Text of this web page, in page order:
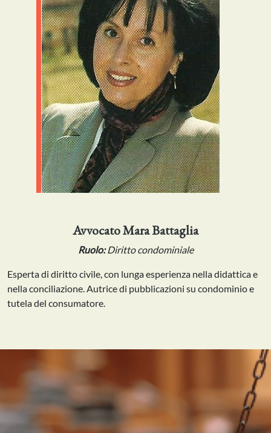
Avvocato Mara Battaglia
Ruolo:Diritto condominiale
Esperta di diritto civile, con lunga esperienza nella didattica e
nella conciliazione. Autrice di pubblicazioni su condominio e
tutela del consumatore.